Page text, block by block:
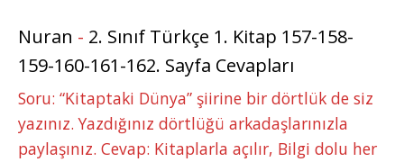
Nuran - 2. Sınıf Türkçe 1. Kitap 157-158-
159-160-161-162. Sayfa Cevapları
Soru: “Kitaptaki Dünya” şiirine bir dörtlük de siz
yazınız. Yazdığınız dörtlüğü arkadaşlarınızla
paylaşınız. Cevap: Kitaplarla açılır, Bilgi dolu her